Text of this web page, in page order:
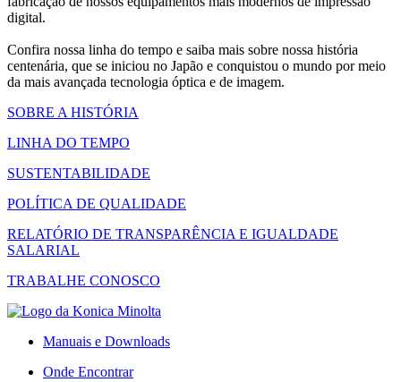
digital.
Confira nossa linha do tempo e saiba mais sobre nossa história
centenária, que se iniciou no Japão e conquistou o mundo por meio
da mais avançada tecnologia óptica e de imagem.
SOBRE A HISTÓRIA
LINHA DO TEMPO
SUSTENTABILIDADE
POLÍTICA DE QUALIDADE
RELATÓRIO DE TRANSPARÊNCIA E IGUALDADE
SALARIAL
TRABALHE CONOSCO
Manuais e Downloads
Onde Encontrar